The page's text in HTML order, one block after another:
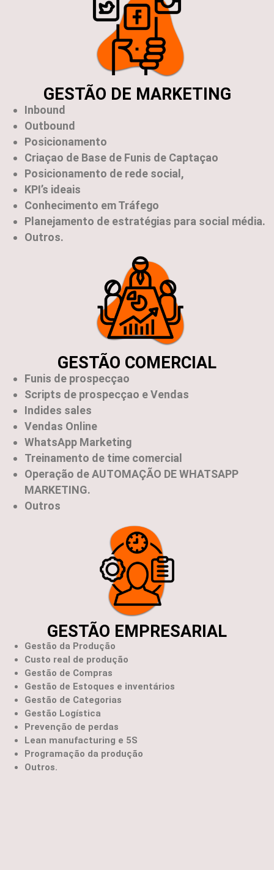
GESTÃO DE MARKETING
Inbound
Outbound
Posicionamento
Criaçao de Base de Funis de Captaçao
Posicionamento de rede social,
KPI’s ideais
Conhecimento em Tráfego
Planejamento de estratégias para social média.
Outros.
GESTÃO COMERCIAL
Funis de prospecçao
Scripts de prospecçao e Vendas
Indides sales
Vendas Online
WhatsApp Marketing
Treinamento de time comercial
Operação deAUTOMAÇÃO DE WHATSAPP
MARKETING.
Outros
GESTÃO EMPRESARIAL
Gestão da Produção
Custo real de produção
Gestão de Compras
Gestão de Estoques e inventários
Gestão de Categorias
Gestão Logística
Prevenção de perdas
Lean manufacturing e 5S
Programação da produção
Outros.